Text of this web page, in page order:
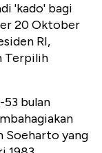
'kado' bagi
20 Oktober
RI,
Terpilih
bulan
Soeharto yang